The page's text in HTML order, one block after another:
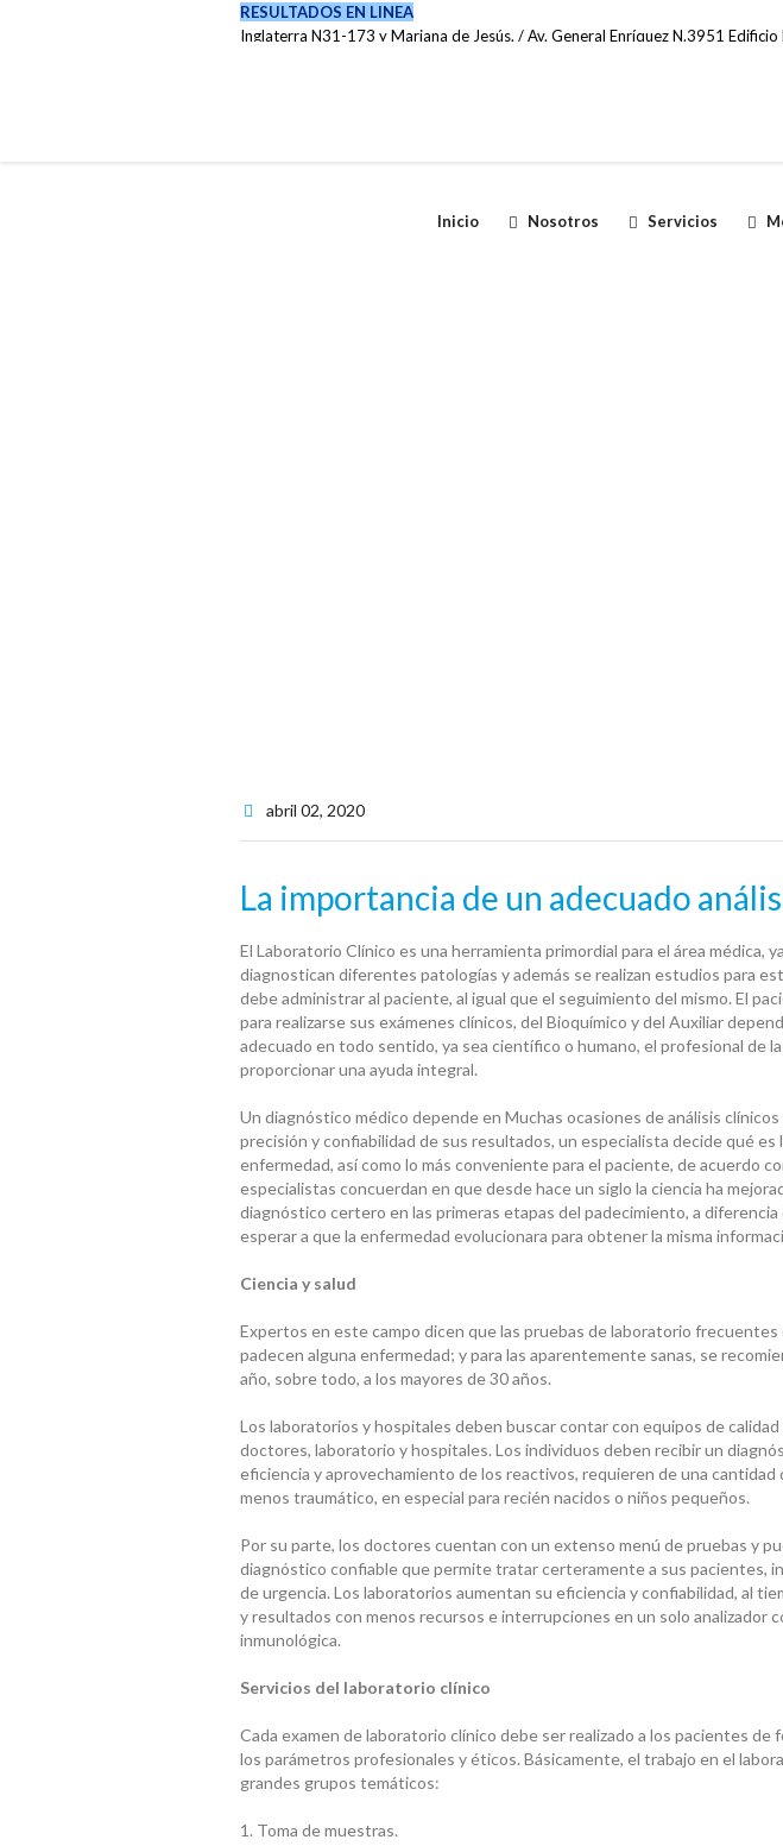
RESULTADOS EN LINEA
Inglaterra N31-173 y Mariana de Jesús. / Av. General Enríquez N.3951
Inicio Nosotros Servicios
abril 02, 2020
La importancia de un adecuado
El Laboratorio Clínico es una herramienta primordial para el área médica,
diagnostican diferentes patologías y además se realizan estudios para
debe administrar al paciente, al igual que el seguimiento del mismo. El
para realizarse sus exámenes clínicos, del Bioquímico y del Auxiliar
adecuado en todo sentido, ya sea científico o humano, el profesional de
proporcionar una ayuda integral.
Un diagnóstico médico depende en Muchas ocasiones de análisis clínicos
precisión y confiabilidad de sus resultados, un especialista decide qué es
enfermedad, así como lo más conveniente para el paciente, de acuerdo
especialistas concuerdan en que desde hace un siglo la ciencia ha
diagnóstico certero en las primeras etapas del padecimiento, a diferencia
esperar a que la enfermedad evolucionara para obtener la misma
Ciencia y salud
Expertos en este campo dicen que las pruebas de laboratorio frecuentes
padecen alguna enfermedad; y para las aparentemente sanas, se
año, sobre todo, a los mayores de 30 años.
Los laboratorios y hospitales deben buscar contar con equipos de
doctores, laboratorio y hospitales. Los individuos deben recibir un
eficiencia y aprovechamiento de los reactivos, requieren de una cantidad
menos traumático, en especial para recién nacidos o niños pequeños.
Por su parte, los doctores cuentan con un extenso menú de pruebas y
diagnóstico confiable que permite tratar certeramente a sus pacientes,
de urgencia. Los laboratorios aumentan su eficiencia y confiabilidad, al
y resultados con menos recursos e interrupciones en un solo analizador
inmunológica.
Servicios del laboratorio clínico
Cada examen de laboratorio clínico debe ser realizado a los pacientes de
los parámetros profesionales y éticos. Básicamente, el trabajo en el
grandes grupos temáticos:
1. Toma de muestras.